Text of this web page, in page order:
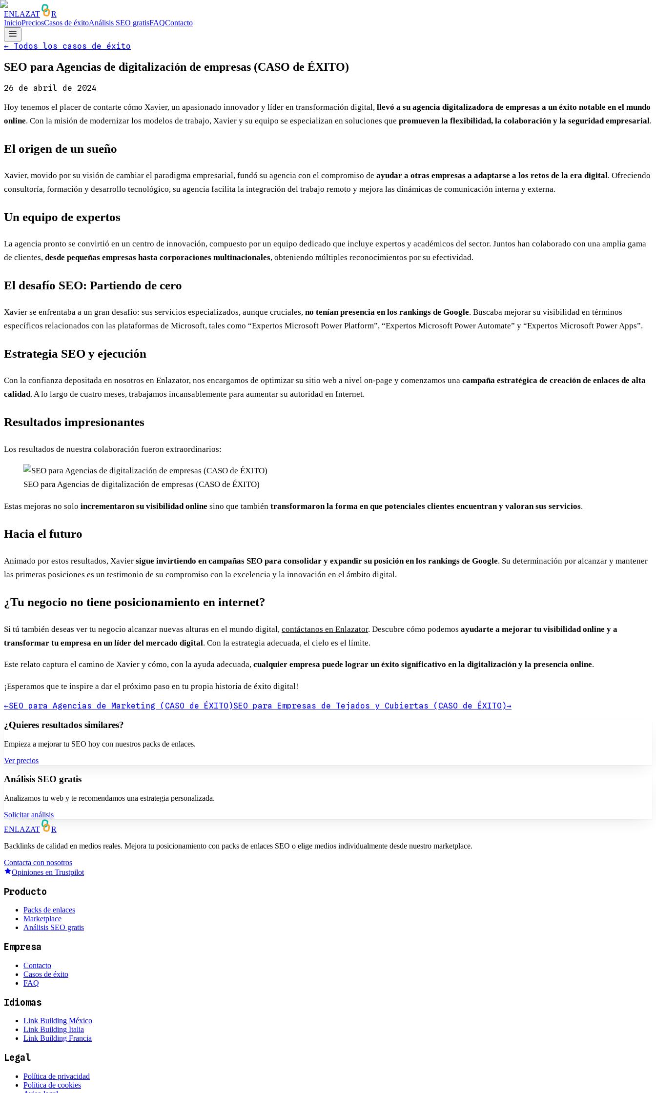
ENLAZAT
R
InicioPreciosCasos de éxitoAnálisis SEO gratisFAQContacto
← Todos los casos de éxito
SEO para Agencias de digitalización de empresas (CASO de ÉXITO)
26 de abril de 2024
Hoy tenemos el placer de contarte cómo Xavier, un apasionado innovador y líder en transformación digital, llevó a su agencia digitalizadora de empresas a un éxito notable en el mundo
online. Con la misión de modernizar los modelos de trabajo, Xavier y su equipo se especializan en soluciones que promueven la flexibilidad, la colaboración y la seguridad empresarial.
El origen de un sueño
Xavier, movido por su visión de cambiar el paradigma empresarial, fundó su agencia con el compromiso de ayudar a otras empresas a adaptarse a los retos de la era digital. Ofreciendo
consultoría, formación y desarrollo tecnológico, su agencia facilita la integración del trabajo remoto y mejora las dinámicas de comunicación interna y externa.
Un equipo de expertos
La agencia pronto se convirtió en un centro de innovación, compuesto por un equipo dedicado que incluye expertos y académicos del sector. Juntos han colaborado con una amplia gama
de clientes, desde pequeñas empresas hasta corporaciones multinacionales, obteniendo múltiples reconocimientos por su efectividad.
El desafío SEO: Partiendo de cero
Xavier se enfrentaba a un gran desafío: sus servicios especializados, aunque cruciales, no tenían presencia en los rankings de Google. Buscaba mejorar su visibilidad en términos
específicos relacionados con las plataformas de Microsoft, tales como “Expertos Microsoft Power Platform”, “Expertos Microsoft Power Automate” y “Expertos Microsoft Power Apps”.
Estrategia SEO y ejecución
Con la confianza depositada en nosotros en Enlazator, nos encargamos de optimizar su sitio web a nivel on-page y comenzamos una campaña estratégica de creación de enlaces de alta
calidad. A lo largo de cuatro meses, trabajamos incansablemente para aumentar su autoridad en Internet.
Resultados impresionantes
Los resultados de nuestra colaboración fueron extraordinarios:
SEO para Agencias de digitalización de empresas (CASO de ÉXITO)
Estas mejoras no solo incrementaron su visibilidad online sino que también transformaron la forma en que potenciales clientes encuentran y valoran sus servicios.
Hacia el futuro
Animado por estos resultados, Xavier sigue invirtiendo en campañas SEO para consolidar y expandir su posición en los rankings de Google. Su determinación por alcanzar y mantener
las primeras posiciones es un testimonio de su compromiso con la excelencia y la innovación en el ámbito digital.
¿Tu negocio no tiene posicionamiento en internet?
Si tú también deseas ver tu negocio alcanzar nuevas alturas en el mundo digital, contáctanos en Enlazator. Descubre cómo podemos ayudarte a mejorar tu visibilidad online y a
transformar tu empresa en un líder del mercado digital. Con la estrategia adecuada, el cielo es el límite.
Este relato captura el camino de Xavier y cómo, con la ayuda adecuada, cualquier empresa puede lograr un éxito significativo en la digitalización y la presencia online.
¡Esperamos que te inspire a dar el próximo paso en tu propia historia de éxito digital!
←SEO para Agencias de Marketing (CASO de ÉXITO)SEO para Empresas de Tejados y Cubiertas (CASO de ÉXITO)→
¿Quieres resultados similares?
Empieza a mejorar tu SEO hoy con nuestros packs de enlaces.
Ver precios
Análisis SEO gratis
Analizamos tu web y te recomendamos una estrategia personalizada.
Solicitar análisis
ENLAZAT
R
Backlinks de calidad en medios reales. Mejora tu posicionamiento con packs de enlaces SEO o elige medios individualmente desde nuestro marketplace.
Contacta con nosotros
Opiniones en Trustpilot
Producto
Packs de enlaces
Marketplace
Análisis SEO gratis
Empresa
Contacto
Casos de éxito
FAQ
Idiomas
Link Building México
Link Building Italia
Link Building Francia
Legal
Política de privacidad
Política de cookies